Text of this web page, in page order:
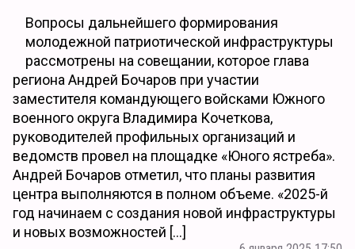
Вопросы дальнейшего формирования
молодежной патриотической инфраструктуры
рассмотрены на совещании, которое глава
региона Андрей Бочаров при участии
заместителя командующего войсками Южного
военного округа Владимира Кочеткова,
руководителей профильных организаций и
ведомств провел на площадке «Юного ястреба».
Андрей Бочаров отметил, что планы развития
центра выполняются в полном объеме. «2025-й
год начинаем с создания новой инфраструктуры
и новых возможностей […]